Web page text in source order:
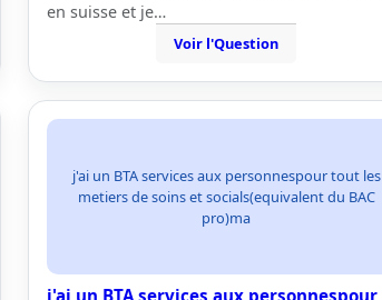
en suisse et je…
Voir l'Question
j'ai un BTA services aux personnespour tout les
metiers de soins et socials(equivalent du BAC
pro)ma
j'ai un BTA services aux personnespour